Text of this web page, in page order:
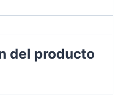
del producto